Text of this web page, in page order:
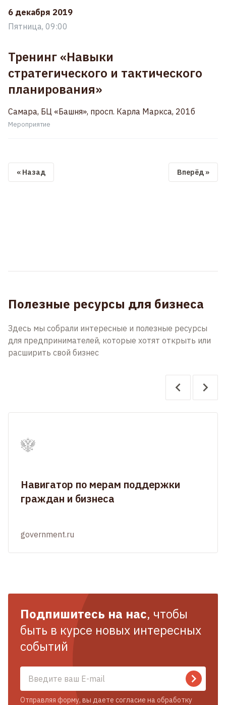
6 декабря 2019
Пятница, 09:00
Тренинг «Навыки
стратегического и тактического
планирования»
Самара, БЦ «Башня», просп. Карла Маркса, 201б
Мероприятие
« Назад Вперёд »
Полезные ресурсы для бизнеса
Здесь мы собрали интересные и полезные ресурсы
для предпринимателей, которые хотят открыть или
расширить свой бизнес
Навигатор по мерам поддержки
граждан и бизнеса
government.ru
Подпишитесь на нас, чтобы
быть в курсе новых интересных
событий
Отправляя форму, вы даете согласие на обработку